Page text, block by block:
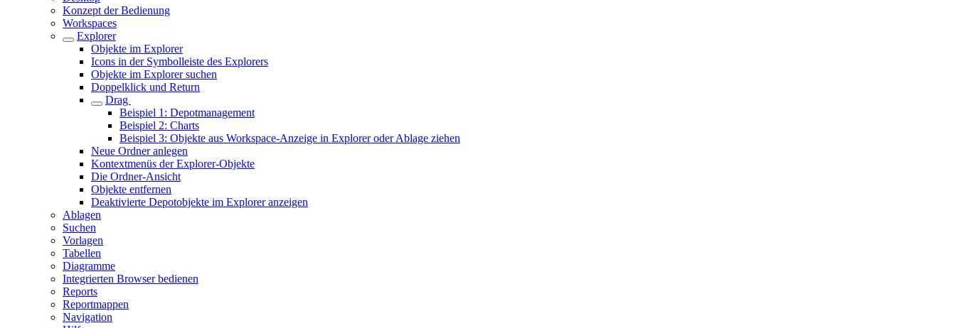
Konzept der Bedienung
Workspaces
Explorer
Objekte im Explorer
Icons in der Symbolleiste des Explorers
Objekte im Explorer suchen
Doppelklick und Return
Drag
Beispiel 1: Depotmanagement
Beispiel 2: Charts
Beispiel 3: Objekte aus Workspace-Anzeige in Explorer oder Ablage ziehen
Neue Ordner anlegen
Kontextmenüs der Explorer-Objekte
Die Ordner-Ansicht
Objekte entfernen
Deaktivierte Depotobjekte im Explorer anzeigen
Ablagen
Suchen
Vorlagen
Tabellen
Diagramme
Integrierten Browser bedienen
Reports
Reportmappen
Navigation